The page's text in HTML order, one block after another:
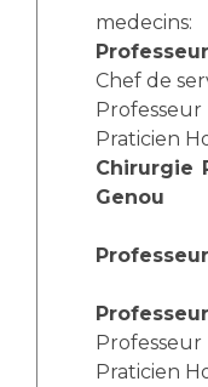
Transports
Vos droits, vos
Handicap
Pôle Médecine
Charte Romain
Mouvement
Écoles et
Plateforme
Adresser un patient
Réseaux de soins
medecins:
Professeur
Chef de
Praticien
Chirurgie
Genou
Professeur
Praticien